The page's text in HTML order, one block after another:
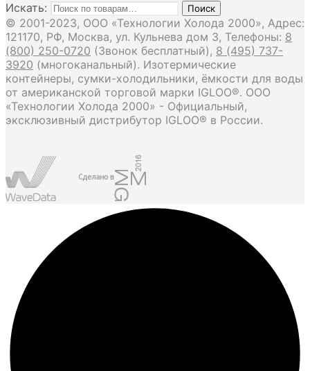
Искать: Поиск
© 2001-2023, ООО «Технологии Холода 2000», Адрес:
121170, РФ, Москва, ул. Кульнева дом 3, Телефоны: 8
(800) 250-0720 (Звонок бесплатный), 8 (495) 737-
3920 (многоканальный). Изотермические
контейнеры, сумки-холодильники, ёмкости для воды
от американской торговой марки IGLOO®. ООО
«Технологии Холода 2000» - Официальный,
эксклюзивный дистрибутор IGLOO® в России.